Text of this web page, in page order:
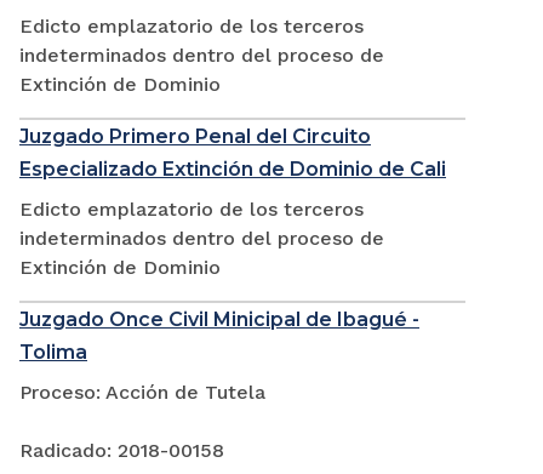
Edicto emplazatorio de los terceros
indeterminados dentro del proceso de
Extinción de Dominio
Juzgado Primero Penal del Circuito
Especializado Extinción de Dominio de Cali
Edicto emplazatorio de los terceros
indeterminados dentro del proceso de
Extinción de Dominio
Juzgado Once Civil Minicipal de Ibagué -
Tolima
Proceso: Acción de Tutela
Radicado: 2018-00158